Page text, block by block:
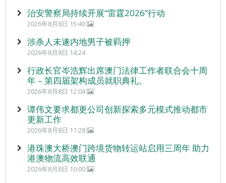
治安警察局持续开展“雷霆2026”行动
2026年8月8日 15:40
涉杀人未遂内地男子被羁押
2026年8月8日 14:24
行政长官岑浩辉出席澳门法律工作者联合会十周
年 – 第四届架构成员就职典礼。
2026年8月8日 12:04
谭伟文要求都更公司创新探索多元模式推动都市
更新工作
2026年8月8日 11:28
港珠澳大桥澳门跨境货物转运站启用三周年 助力
港澳物流高效联通
2026年8月8日 10:00